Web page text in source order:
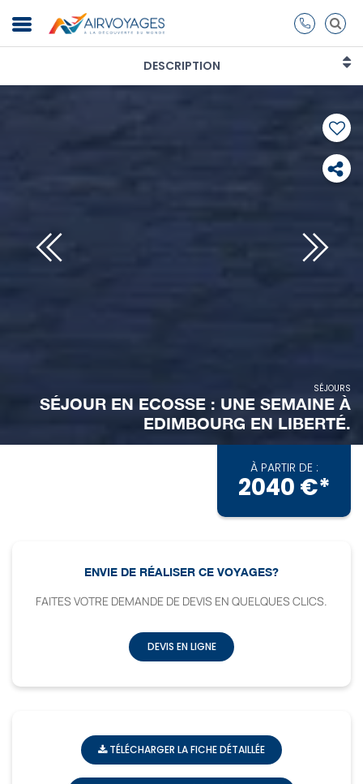
DESCRIPTION
SÉJOURS
SÉJOUR EN ECOSSE : UNE SEMAINE À
EDIMBOURG EN LIBERTÉ.
SÉJOUR EN ECOSSE : UNE SEMAINE À
EDIMBOURG EN LIBERTÉ.
À PARTIR DE :
2040 €*
ENVIE DE RÉALISER CE VOYAGES?
FAITES VOTRE DEMANDE DE DEVIS EN QUELQUES CLICS.
DEVIS EN LIGNE
TÉLÉCHARGER LA FICHE DÉTAILLÉE